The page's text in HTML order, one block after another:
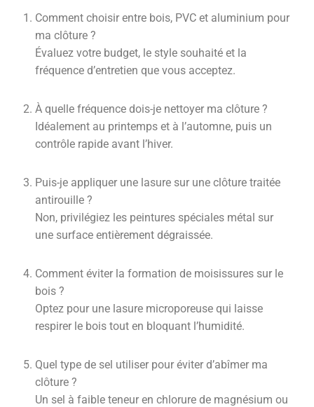
Comment choisir entre bois, PVC et aluminium pour
ma clôture ?
Évaluez votre budget, le style souhaité et la
fréquence d’entretien que vous acceptez.
À quelle fréquence dois-je nettoyer ma clôture ?
Idéalement au printemps et à l’automne, puis un
contrôle rapide avant l’hiver.
Puis-je appliquer une lasure sur une clôture traitée
antirouille ?
Non, privilégiez les peintures spéciales métal sur
une surface entièrement dégraissée.
Comment éviter la formation de moisissures sur le
bois ?
Optez pour une lasure microporeuse qui laisse
respirer le bois tout en bloquant l’humidité.
Quel type de sel utiliser pour éviter d’abîmer ma
clôture ?
Un sel à faible teneur en chlorure de magnésium ou